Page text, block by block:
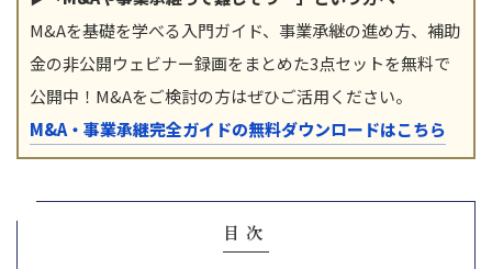
M&Aを基礎を学べる入門ガイド、事業承継の進め方、補助
金の非公開ウェビナー録画をまとめた3点セットを無料で
公開中！M&Aをご検討の方はぜひご活用ください。
M&A・事業承継完全ガイドの無料ダウンロードはこちら
目次